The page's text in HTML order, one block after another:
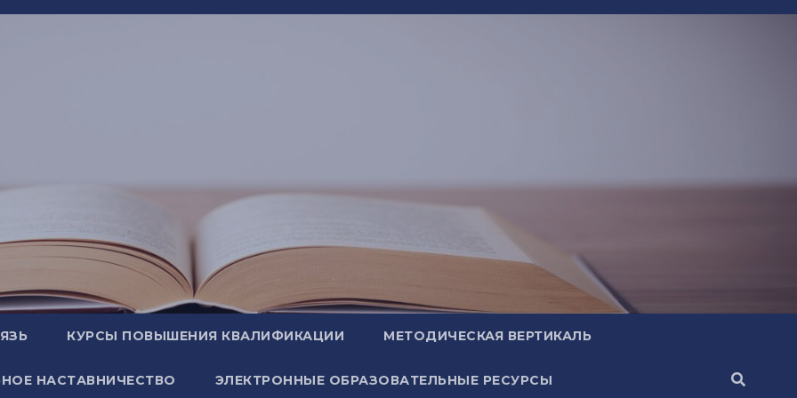
КУРСЫ ПОВЫШЕНИЯ КВАЛИФИКАЦИИ МЕТОДИЧЕСКАЯ ВЕРТИКАЛЬ
НАСТАВНИЧЕСТВО ЭЛЕКТРОННЫЕ ОБРАЗОВАТЕЛЬНЫЕ РЕСУРСЫ